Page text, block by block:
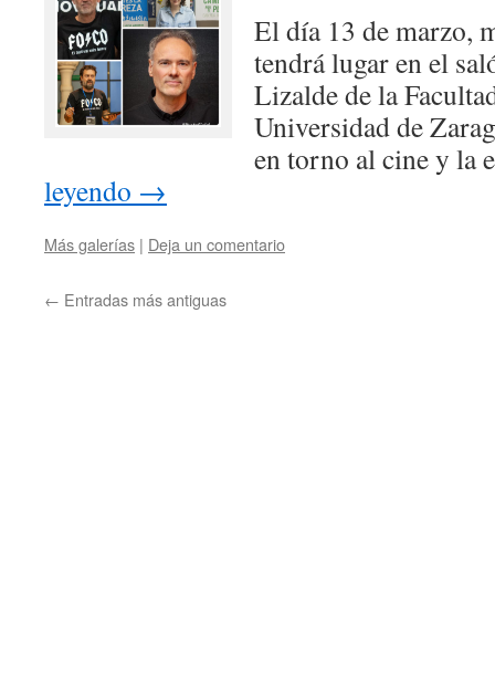
El día 13 de marzo,
tendrá lugar en el
Lizalde de la
Universidad de
en torno al cine y
leyendo →
Más galerías | Deja un comentario
← Entradas más antiguas